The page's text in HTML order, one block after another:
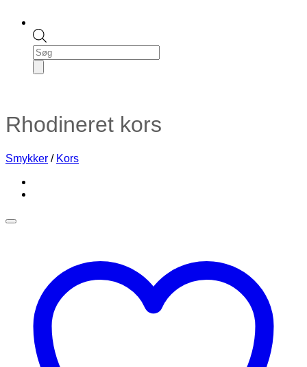
Products
search
Rhodineret kors
Smykker / Kors